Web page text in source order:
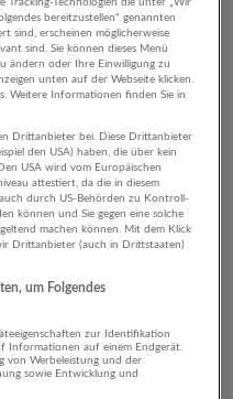
Waren
Tracking-Technologien die unter „Wir
bereitzustellen“ genannten
sind, erscheinen möglicherweise
sind. Sie können dieses Menü
ändern oder Ihre Einwilligung zu
unten auf der Webseite klicken.
Weitere Informationen finden Sie in
Drittanbieter bei. Diese Drittanbieter
den USA) haben, die über kein
USA wird vom Europäischen
attestiert, da die in diesem
durch US-Behörden zu Kontroll-
können und Sie gegen eine solche
machen können. Mit dem Klick
Drittanbieter (auch in Drittstaaten)
um Folgendes
zur Identifikation
Informationen auf einem Endgerät.
von Werbeleistung und der
sowie Entwicklung und